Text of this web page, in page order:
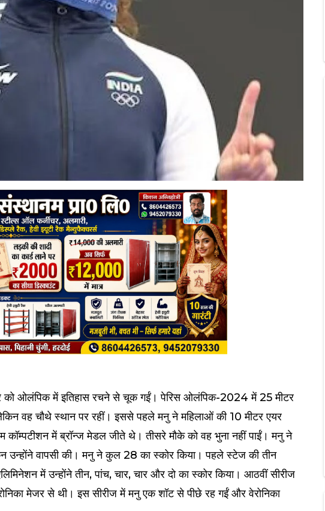
को ओलंपिक में इतिहास रचने से चूक गईं। पेरिस ओलंपिक-2024 में 25 मीटर
वह चौथे स्थान पर रहीं। इससे पहले मनु ने महिलाओं की 10 मीटर एयर
में ब्रॉन्ज मेडल जीते थे। तीसरे मौके को वह भुना नहीं पाईं। मनु ने
वापसी की। मनु ने कुल 28 का स्कोर किया। पहले स्टेज की तीन
में उन्होंने तीन, पांच, चार, चार और दो का स्कोर किया। आठवीं सीरीज
मेजर से थी। इस सीरीज में मनु एक शॉट से पीछे रह गईं और वेरोनिका